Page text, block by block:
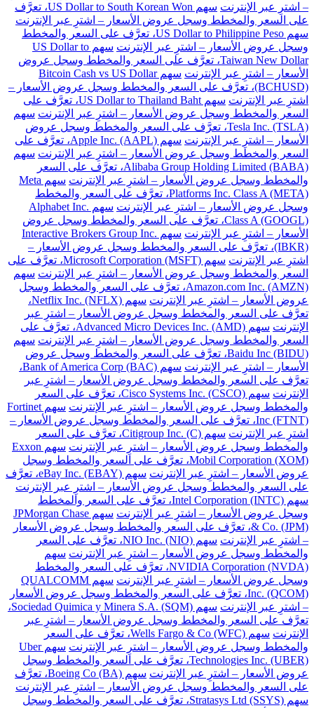
– اشترِ عبر الإنترنت
سهم US Dollar to South Korean Won، تعرَّف
على السعر والمخطط وسجل عروض الأسعار – اشترِ عبر الإنترنت
سهم US Dollar to Philippine Peso، تعرَّف على السعر والمخطط
وسجل عروض الأسعار – اشترِ عبر الإنترنت
سهم US Dollar to
Taiwan New Dollar، تعرَّف على السعر والمخطط وسجل عروض
الأسعار – اشترِ عبر الإنترنت
سهم Bitcoin Cash vs US Dollar
(BCHUSD)، تعرَّف على السعر والمخطط وسجل عروض الأسعار –
اشترِ عبر الإنترنت
سهم US Dollar to Thailand Baht، تعرَّف على
السعر والمخطط وسجل عروض الأسعار – اشترِ عبر الإنترنت سهم
Tesla Inc. (TSLA)، تعرَّف على السعر والمخطط وسجل عروض
الأسعار – اشترِ عبر الإنترنت
سهم Apple Inc. (AAPL)، تعرَّف على
السعر والمخطط وسجل عروض الأسعار – اشترِ عبر الإنترنت سهم
Alibaba Group Holding Limited (BABA)، تعرَّف على السعر
والمخطط وسجل عروض الأسعار – اشترِ عبر الإنترنت
سهم Meta
Platforms Inc. Class A (META)، تعرَّف على السعر والمخطط
وسجل عروض الأسعار – اشترِ عبر الإنترنت
سهم Alphabet Inc.
Class A (GOOGL)، تعرَّف على السعر والمخطط وسجل عروض
الأسعار – اشترِ عبر الإنترنت
سهم Interactive Brokers Group Inc.
(IBKR)، تعرَّف على السعر والمخطط وسجل عروض الأسعار –
اشترِ عبر الإنترنت
سهم Microsoft Corporation (MSFT)، تعرَّف على
السعر والمخطط وسجل عروض الأسعار – اشترِ عبر الإنترنت سهم
Amazon.com Inc. (AMZN)، تعرَّف على السعر والمخطط وسجل
عروض الأسعار – اشترِ عبر الإنترنت
سهم Netflix Inc. (NFLX)،
تعرَّف على السعر والمخطط وسجل عروض الأسعار – اشترِ عبر
الإنترنت
سهم Advanced Micro Devices Inc. (AMD)، تعرَّف على
السعر والمخطط وسجل عروض الأسعار – اشترِ عبر الإنترنت سهم
Baidu Inc (BIDU)، تعرَّف على السعر والمخطط وسجل عروض
الأسعار – اشترِ عبر الإنترنت
سهم Bank of America Corp (BAC)،
تعرَّف على السعر والمخطط وسجل عروض الأسعار – اشترِ عبر
الإنترنت
سهم Cisco Systems Inc. (CSCO)، تعرَّف على السعر
والمخطط وسجل عروض الأسعار – اشترِ عبر الإنترنت
سهم Fortinet
Inc (FTNT)، تعرَّف على السعر والمخطط وسجل عروض الأسعار –
اشترِ عبر الإنترنت
سهم Citigroup Inc. (C)، تعرَّف على السعر
والمخطط وسجل عروض الأسعار – اشترِ عبر الإنترنت
سهم Exxon
Mobil Corporation (XOM)، تعرَّف على السعر والمخطط وسجل
عروض الأسعار – اشترِ عبر الإنترنت
سهم eBay Inc. (EBAY)، تعرَّف
على السعر والمخطط وسجل عروض الأسعار – اشترِ عبر الإنترنت
سهم Intel Corporation (INTC)، تعرَّف على السعر والمخطط
وسجل عروض الأسعار – اشترِ عبر الإنترنت
سهم JPMorgan Chase
& Co. (JPM)، تعرَّف على السعر والمخطط وسجل عروض الأسعار
– اشترِ عبر الإنترنت
سهم NIO Inc. (NIO)، تعرَّف على السعر
والمخطط وسجل عروض الأسعار – اشترِ عبر الإنترنت سهم
NVIDIA Corporation (NVDA)، تعرَّف على السعر والمخطط
وسجل عروض الأسعار – اشترِ عبر الإنترنت
سهم QUALCOMM
Inc. (QCOM)، تعرَّف على السعر والمخطط وسجل عروض الأسعار
– اشترِ عبر الإنترنت
سهم Sociedad Quimica y Minera S.A. (SQM)،
تعرَّف على السعر والمخطط وسجل عروض الأسعار – اشترِ عبر
الإنترنت
سهم Wells Fargo & Co (WFC)، تعرَّف على السعر
والمخطط وسجل عروض الأسعار – اشترِ عبر الإنترنت
سهم Uber
Technologies Inc. (UBER)، تعرَّف على السعر والمخطط وسجل
عروض الأسعار – اشترِ عبر الإنترنت
سهم Boeing Co (BA)، تعرَّف
على السعر والمخطط وسجل عروض الأسعار – اشترِ عبر الإنترنت
سهم Stratasys Ltd (SSYS)، تعرَّف على السعر والمخطط وسجل